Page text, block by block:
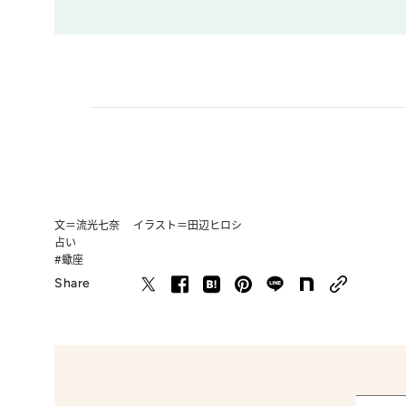
文＝流光七奈 イラスト＝田辺ヒロシ
占い
#蠍座
Share